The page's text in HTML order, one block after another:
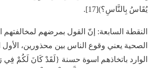
يُقَاسُ بِالنَّاسِ؟)[17].
النقطة السابعة: إنّ القول بمرضهم لمخالفتهم
الصحية يعني وقوع الناس بين محذورين، الأول
الوارد باتخاذهم اسوة حسنة {لَقَدْ كَانَ لَكُمْ